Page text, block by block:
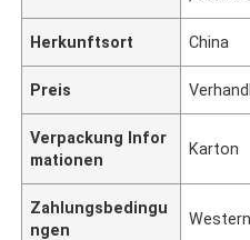
Herkunftsort China
Preis
Verpackung Infor
mationen
Karton
Zahlungsbedingu
ngen